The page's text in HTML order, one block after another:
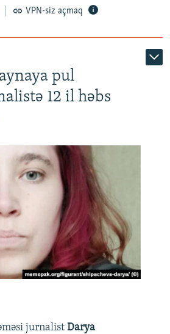
VPN-siz açmaq
pul
12 il həbs
jurnalist Darya